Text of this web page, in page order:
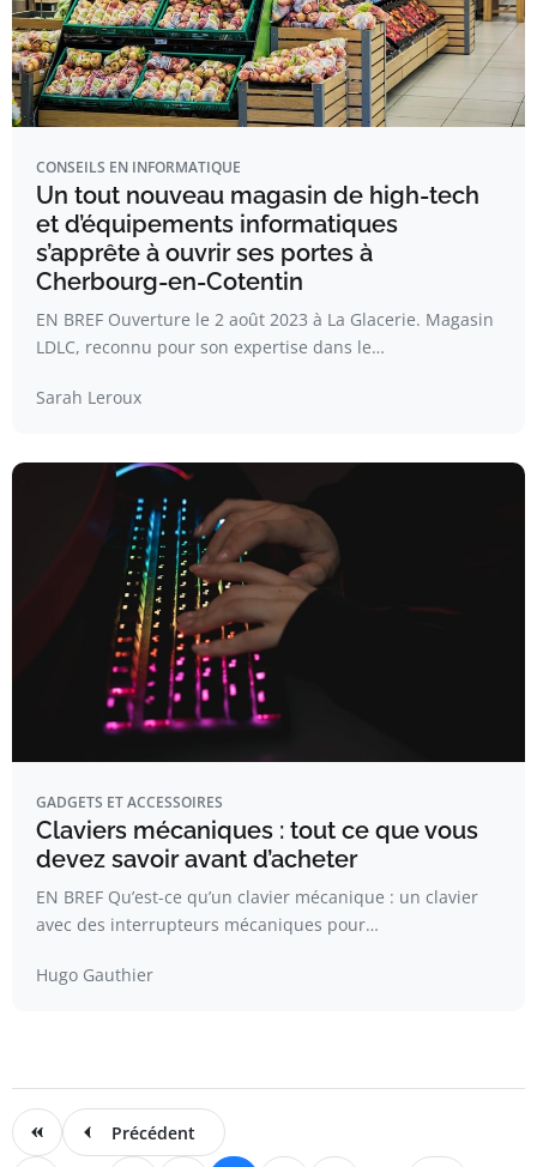
CONSEILS EN INFORMATIQUE
Un tout nouveau magasin de high-tech
et d’équipements informatiques
s’apprête à ouvrir ses portes à
Cherbourg-en-Cotentin
EN BREF Ouverture le 2 août 2023 à La Glacerie. Magasin
LDLC, reconnu pour son expertise dans le…
Sarah Leroux
GADGETS ET ACCESSOIRES
Claviers mécaniques : tout ce que vous
devez savoir avant d’acheter
EN BREF Qu’est-ce qu’un clavier mécanique : un clavier
avec des interrupteurs mécaniques pour…
Hugo Gauthier
Précédent